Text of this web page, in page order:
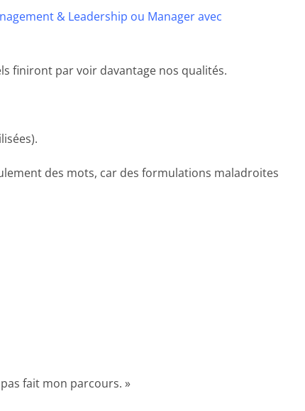
& Leadership ou Manager avec
finiront par voir davantage nos qualités.
des mots, car des formulations maladroites
fait mon parcours. »